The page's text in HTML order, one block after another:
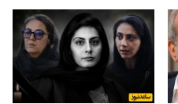
1354 + عکس